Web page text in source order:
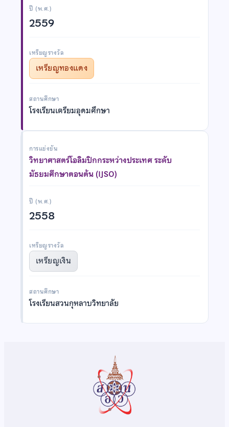
ปี (พ.ศ.)
2559
เหรียญรางวัล
เหรียญทองแดง
สถานศึกษา
โรงเรียนเตรียมอุดมศึกษา
การแข่งขัน
วิทยาศาสตร์โอลิมปิกกระหว่างประเทศ ระดับ
มัธยมศึกษาตอนต้น (IJSO)
ปี (พ.ศ.)
2558
เหรียญรางวัล
เหรียญเงิน
สถานศึกษา
โรงเรียนสวนกุหลาบวิทยาลัย